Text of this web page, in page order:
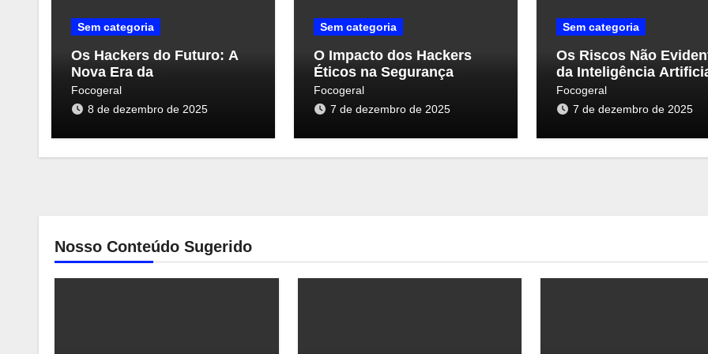
Sem categoria
Os Hackers do Futuro: A
Nova Era da
Cybersegurança e suas
Ameaças
Focogeral
8 de dezembro de 2025
Sem categoria
O Impacto dos Hackers
Éticos na Segurança
Cibernética: Uma Nova
Perspectiva
Focogeral
7 de dezembro de 2025
Sem categoria
Os Riscos Não
da Inteligência
Segurança Cibernética
Focogeral
7 de dezembro de 2025
Nosso Conteúdo Sugerido